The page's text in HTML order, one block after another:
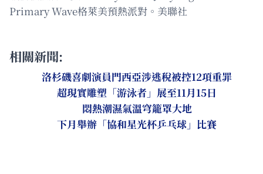
Primary Wave格萊美預熱派對。美聯社
相關新聞:
洛杉磯喜劇演員門西亞涉逃稅被控12項重罪
超現實雕塑「游泳者」展至11月15日
悶熱潮濕氣溫穹籠罩大地
下月舉辦「協和星光杯乒乓球」比賽